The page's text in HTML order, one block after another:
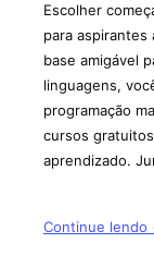
Escolher
para aspirantes
base amigável
linguagens,
programação
cursos
aprendizado.
Continue lendo